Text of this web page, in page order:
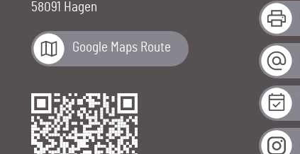
58091 Hagen
Google Maps Route